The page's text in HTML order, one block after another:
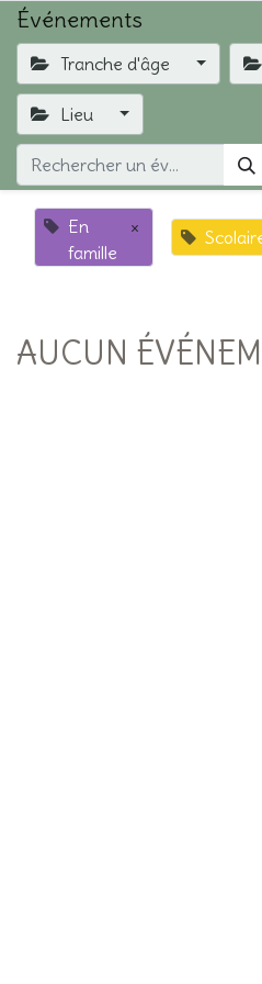
Événements
Tranche d'âge
Lieu
En
famille
×
AUCUN